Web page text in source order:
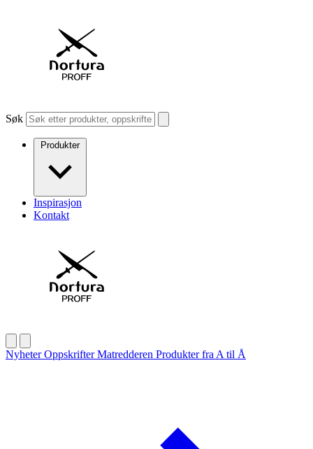
Søk
Produkter
Inspirasjon
Kontakt
NyheterOppskrifterMatredderen Produkter fra A til Å